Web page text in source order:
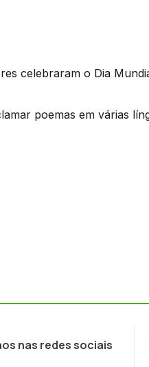
celebraram o Dia
poemas em várias
nas redes sociais